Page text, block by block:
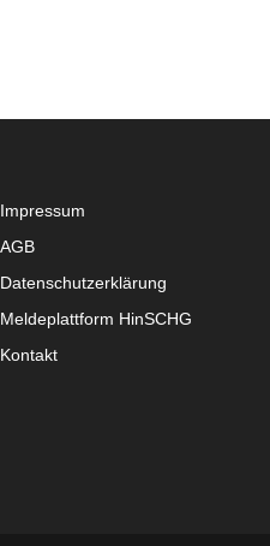
Impressum
AGB
Datenschutzerklärung
Meldeplattform HinSCHG
Kontakt